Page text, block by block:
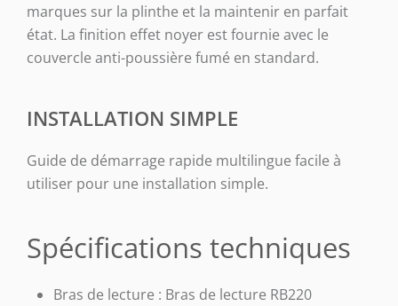
marques sur la plinthe et la maintenir en parfait
état. La finition effet noyer est fournie avec le
couvercle anti-poussière fumé en standard.
INSTALLATION SIMPLE
Guide de démarrage rapide multilingue facile à
utiliser pour une installation simple.
Spécifications techniques
Bras de lecture : Bras de lecture RB220